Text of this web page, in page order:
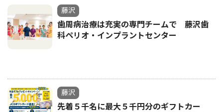
藤沢
歯周病治療は充実の専門チームで 藤沢歯
科ペリオ・インプラントセンター
藤沢
先着５千名に最大５千円分のギフトカー